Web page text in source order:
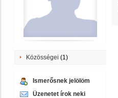
Közösségei (1)
Ismerősnek jelölöm
Üzenetet írok neki